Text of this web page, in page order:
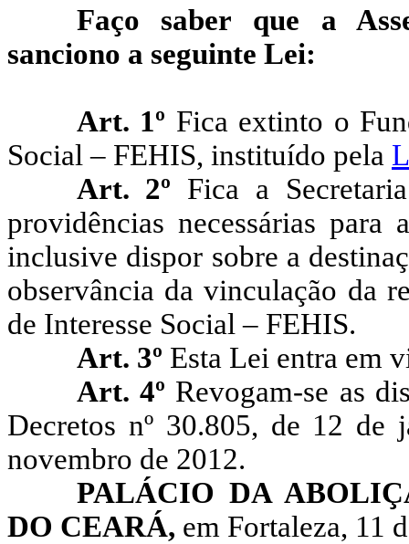
Faço saber que a
sanciono a seguinte Lei:
Art. 1º Fica extinto o
Social – FEHIS, instituído pela
Art. 2º Fica a
providências necessárias
inclusive dispor sobre a
observância da vinculação da
de Interesse Social – FEHIS.
Art. 3º Esta Lei entra em
Art. 4º Revogam-se as
Decretos nº 30.805, de 12 de
novembro de 2012.
PALÁCIO DA
DO CEARÁ, em Fortaleza, 11